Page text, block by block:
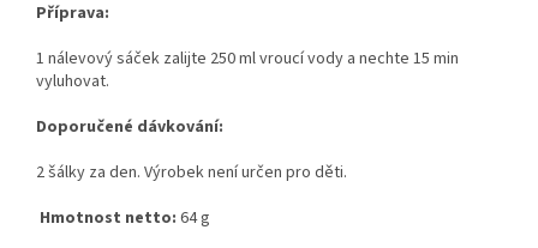
Příprava:
1 nálevový sáček zalijte 250 ml vroucí vody a nechte 15 min
vyluhovat.
Doporučené dávkování:
2 šálky za den. Výrobek není určen pro děti.
Hmotnost netto: 64 g